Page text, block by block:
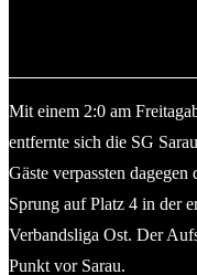
Mit einem 2:0 am
entfernte sich die SG
Gäste verpassten
Sprung auf Platz 4 in der
Verbandsliga Ost. Der
Punkt vor Sarau.